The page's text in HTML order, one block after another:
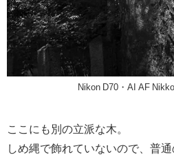
Nikon D70・AI AF
ここにも別の立派な木。
しめ縄で飾れていないので、普